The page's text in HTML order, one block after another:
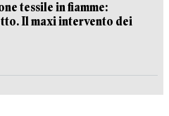
tessile in fiamme:
Il maxi intervento dei